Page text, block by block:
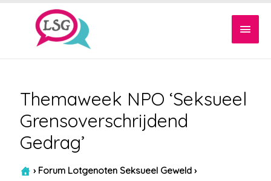
Themaweek NPO ‘Seksueel
Grensoverschrijdend
Gedrag’
› Forum Lotgenoten Seksueel Geweld ›